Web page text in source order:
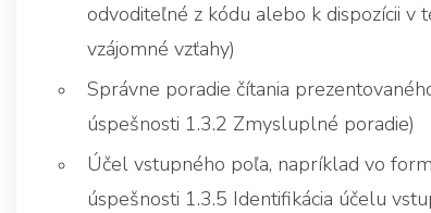
odvoditeľné z kódu alebo k dispozícii v
vzájomné vzťahy)
Správne poradie čítania
úspešnosti 1.3.2 Zmysluplné poradie)
Účel vstupného poľa, napríklad vo
úspešnosti 1.3.5 Identifikácia účelu